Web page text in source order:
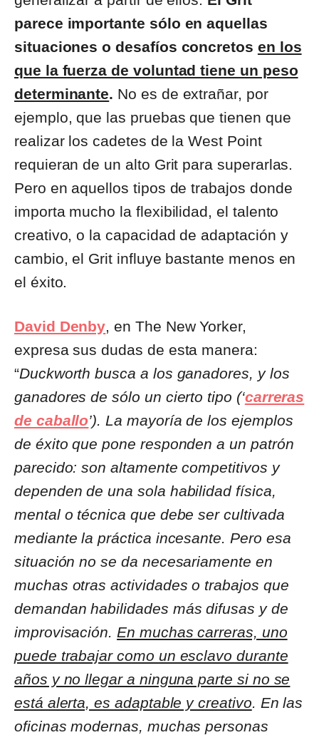
parece importante sólo en aquellas
situaciones o desafíos concretos en los
que la fuerza de voluntad tiene un peso
determinante. No es de extrañar, por
ejemplo, que las pruebas que tienen que
realizar los cadetes de la West Point
requieran de un alto Grit para superarlas.
Pero en aquellos tipos de trabajos donde
importa mucho la flexibilidad, el talento
creativo, o la capacidad de adaptación y
cambio, el Grit influye bastante menos en
el éxito.
David Denby, en The New Yorker,
expresa sus dudas de esta manera:
“Duckworth busca a los ganadores, y los
ganadores de sólo un cierto tipo (‘carreras
de caballo’). La mayoría de los ejemplos
de éxito que pone responden a un patrón
parecido: son altamente competitivos y
dependen de una sola habilidad física,
mental o técnica que debe ser cultivada
mediante la práctica incesante. Pero esa
situación no se da necesariamente en
muchas otras actividades o trabajos que
demandan habilidades más difusas y de
improvisación. En muchas carreras, uno
puede trabajar como un esclavo durante
años y no llegar a ninguna parte si no se
está alerta, es adaptable y creativo. En las
oficinas modernas, muchas personas